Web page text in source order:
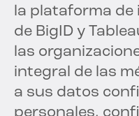
la plataforma de
de BigID y
las
integral de las
a sus datos